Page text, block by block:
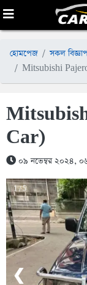
হোমপেজ সকল
Mitsubishi
Car)
০৯ নভেম্বর ২০২৪,
1 / 5
❮